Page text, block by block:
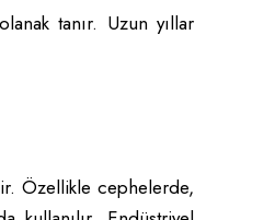
tanır. Uzun yıllar
Özellikle cephelerde,